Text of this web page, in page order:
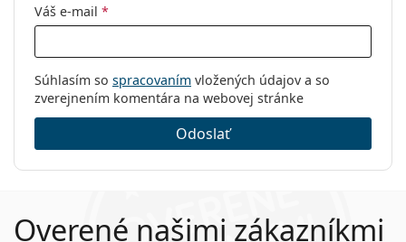
Váš e-mail *
Súhlasím so spracovaním vložených údajov a so
zverejnením komentára na webovej stránke
Odoslať
Overené našimi zákazníkmi